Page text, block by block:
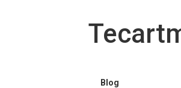
Blog